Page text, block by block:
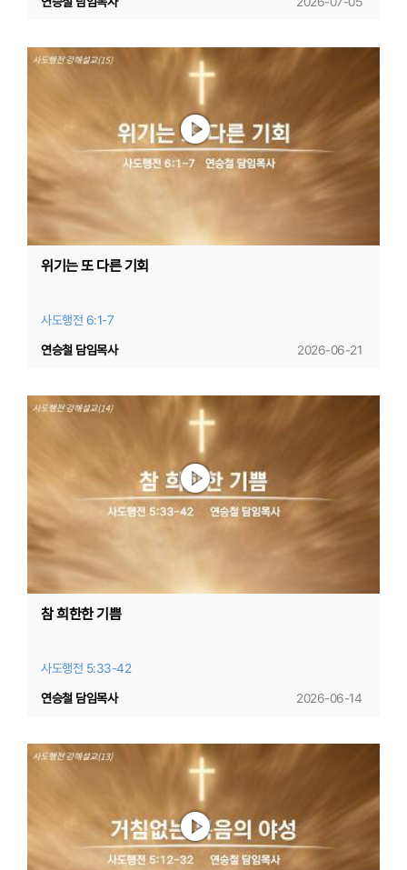
위기는 또 다른 기회
사도행전 6:1-7
2026-06-21
연승철 담임목사
참 희한한 기쁨
사도행전 5:33-42
2026-06-14
연승철 담임목사